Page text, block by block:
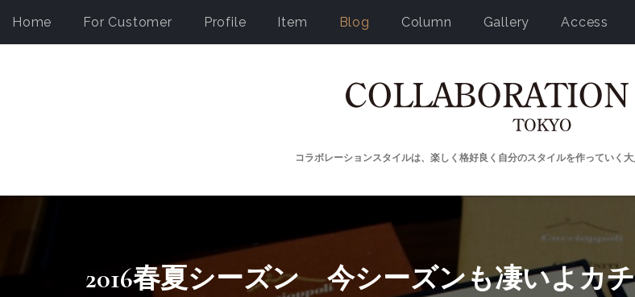
Home For Customer Profile Item Blog Column Gallery Access
コラボレーションスタイルは、楽しく格好良く自分のスタイルを作っていく
2016春夏シーズン 今シーズンも凄いよカ